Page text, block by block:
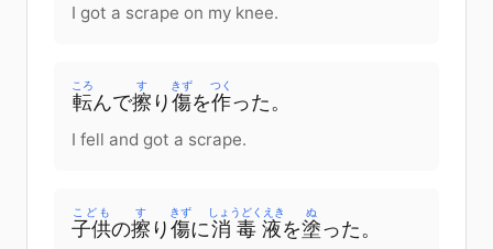
I got a scrape on my knee.
転
ころ
んで擦
す
り 傷
きず
を作
つく
った。
I fell and got a scrape.
子供
こども
の擦
す
り 傷
きず
に消毒液
しょうどくえき
を塗
ぬ
った。